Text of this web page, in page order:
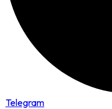
Telegram